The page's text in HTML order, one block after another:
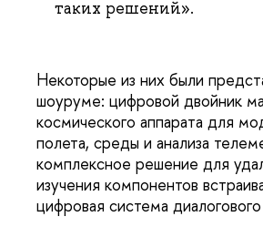
таких решений».
Некоторые из них были
шоуруме: цифровой двойник
космического аппарата для
полета, среды и анализа
комплексное решение для
изучения компонентов
цифровая система